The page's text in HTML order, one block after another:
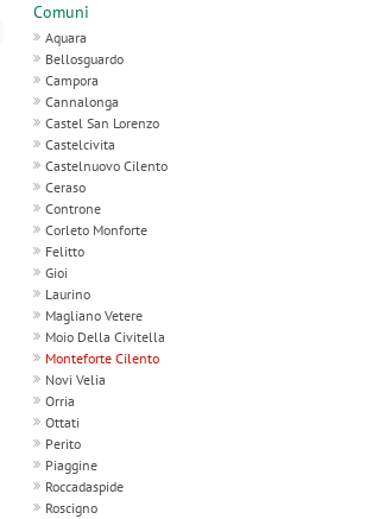
Comuni
Aquara
Bellosguardo
Campora
Cannalonga
Castel San Lorenzo
Castelcivita
Castelnuovo Cilento
Ceraso
Controne
Corleto Monforte
Felitto
Gioi
Laurino
Magliano Vetere
Moio Della Civitella
Monteforte Cilento
Novi Velia
Orria
Ottati
Perito
Piaggine
Roccadaspide
Roscigno